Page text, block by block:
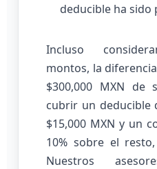
deducible ha sido
Incluso
montos, la
$300,000 MXN de
cubrir un deducible
$15,000 MXN y un
10% sobre el
Nuestros